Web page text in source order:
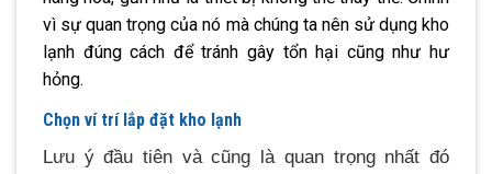
vì sự quan trọng của nó mà chúng ta nên sử dụng kho
lạnh đúng cách để tránh gây tổn hại cũng như hư
hỏng.
Chọn ví trí lắp đặt kho lạnh
Lưu ý đầu tiên và cũng là quan trọng nhất đó